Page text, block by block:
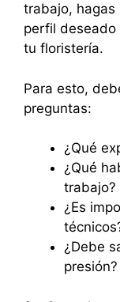
trabajo, hagas
perfil
tu floristería.
Para esto,
preguntas:
¿Qué
¿Qué
trabajo?
¿Es
¿Debe
presión?